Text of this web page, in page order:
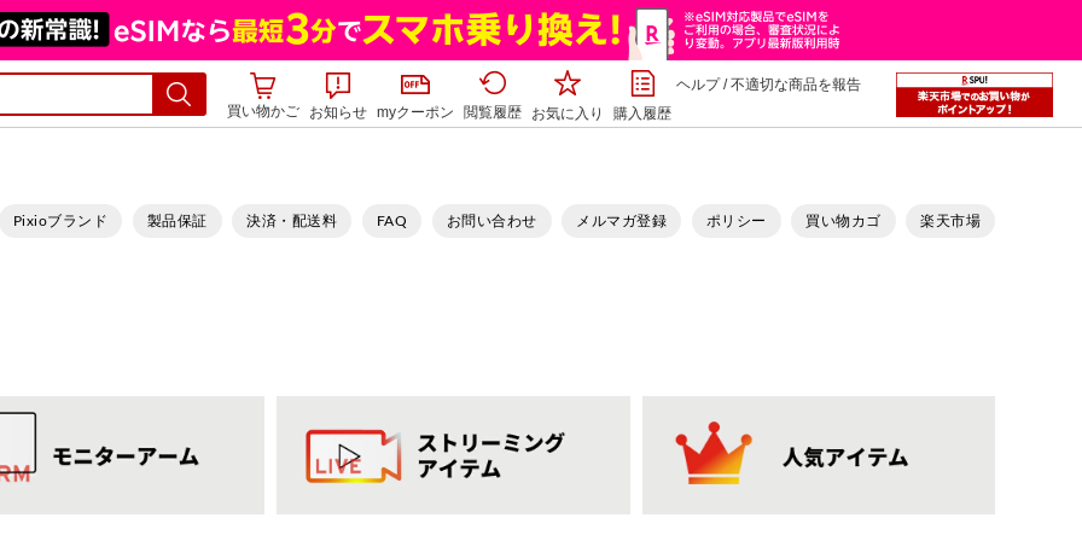
買い物かご お知らせ myクーポン 閲覧履歴 お気に入り 購入履歴
ヘルプ/不適切な商品を報告